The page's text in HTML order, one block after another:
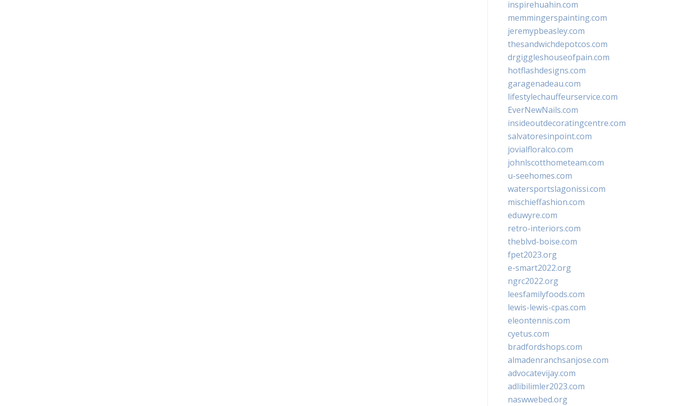
inspirehuahin.com
memmingerspainting.com
jeremypbeasley.com
thesandwichdepotcos.com
drgiggleshouseofpain.com
hotflashdesigns.com
garagenadeau.com
lifestylechauffeurservice.com
EverNewNails.com
insideoutdecoratingcentre.com
salvatoresinpoint.com
jovialfloralco.com
johnlscotthometeam.com
u-seehomes.com
watersportslagonissi.com
mischieffashion.com
eduwyre.com
retro-interiors.com
theblvd-boise.com
fpet2023.org
e-smart2022.org
ngrc2022.org
leesfamilyfoods.com
lewis-lewis-cpas.com
eleontennis.com
cyetus.com
bradfordshops.com
almadenranchsanjose.com
advocatevijay.com
adlibilimler2023.com
naswwebed.org